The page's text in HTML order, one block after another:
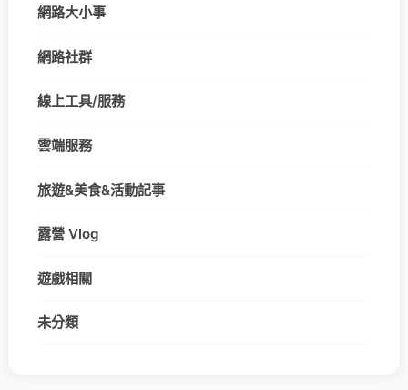
網路大小事
網路社群
線上工具/服務
雲端服務
旅遊&美食&活動記事
露營 Vlog
遊戲相關
未分類